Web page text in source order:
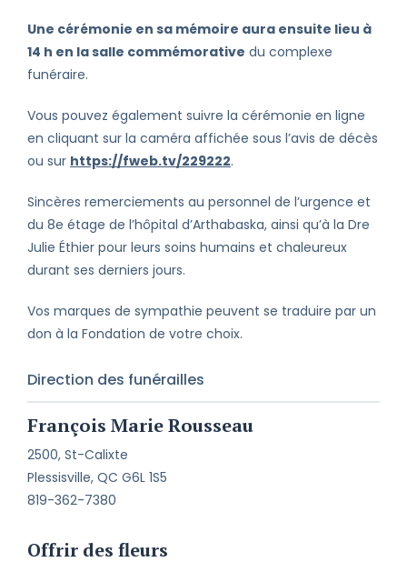
Une cérémonie en sa mémoire aura ensuite lieu à
14 h en la salle commémorative du complexe
funéraire.
Vous pouvez également suivre la cérémonie en ligne
en cliquant sur la caméra affichée sous l’avis de décès
ou sur https://fweb.tv/229222.
Sincères remerciements au personnel de l’urgence et
du 8e étage de l’hôpital d’Arthabaska, ainsi qu’à la Dre
Julie Éthier pour leurs soins humains et chaleureux
durant ses derniers jours.
Vos marques de sympathie peuvent se traduire par un
don à la Fondation de votre choix.
Direction des funérailles
François Marie Rousseau
2500, St-Calixte
Plessisville, QC G6L 1S5
819-362-7380
Offrir des fleurs